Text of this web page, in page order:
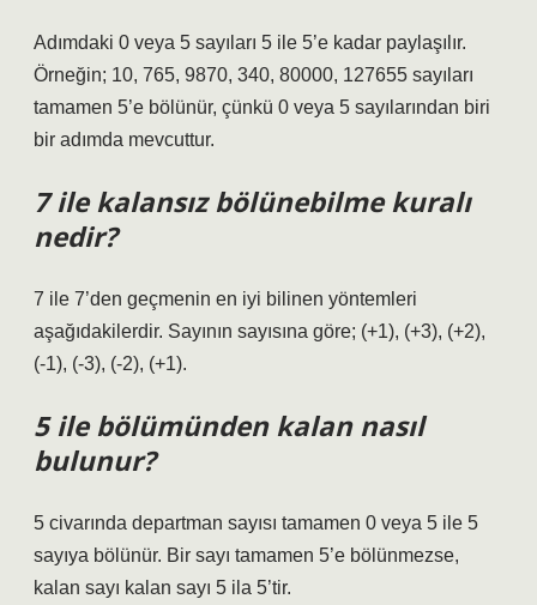
Adımdaki 0 ​​veya 5 sayıları 5 ile 5’e kadar paylaşılır.
Örneğin; 10, 765, 9870, 340, 80000, 127655 sayıları
tamamen 5’e bölünür, çünkü 0 veya 5 sayılarından biri
bir adımda mevcuttur.
7 ile kalansız bölünebilme kuralı
nedir?
7 ile 7’den geçmenin en iyi bilinen yöntemleri
aşağıdakilerdir. Sayının sayısına göre; (+1), (+3), (+2),
(-1), (-3), (-2), (+1).
5 ile bölümünden kalan nasıl
bulunur?
5 civarında departman sayısı tamamen 0 veya 5 ile 5
sayıya bölünür. Bir sayı tamamen 5’e bölünmezse,
kalan sayı kalan sayı 5 ila 5’tir.